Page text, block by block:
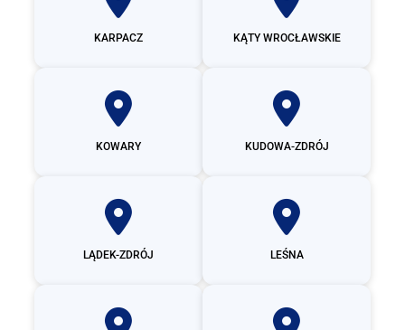
KARPACZ KĄTY WROCŁAWSKIE
KOWARY KUDOWA-ZDRÓJ
LĄDEK-ZDRÓJ LEŚNA